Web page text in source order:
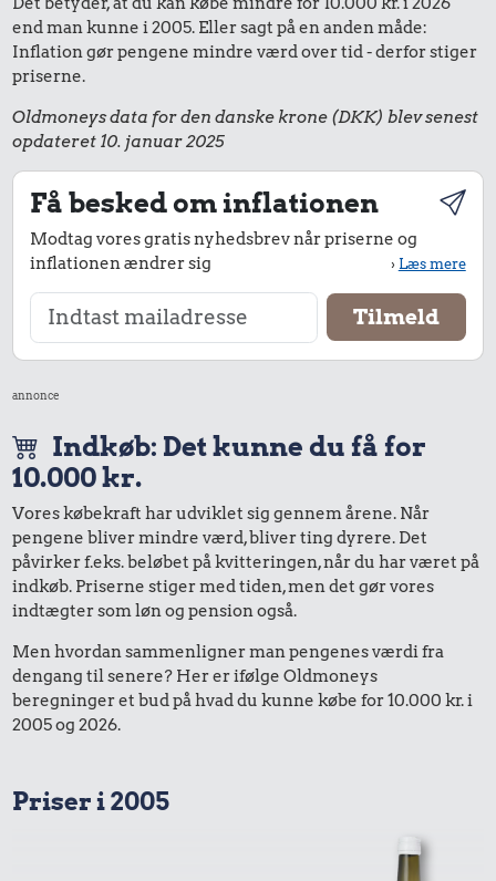
end man kunne i 2005. Eller sagt på en anden måde:
Inflation gør pengene mindre værd over tid - derfor stiger
priserne.
Oldmoneys data for den danske krone (DKK) blev senest
opdateret 10. januar 2025
Få besked om inflationen
Modtag vores gratis nyhedsbrev når priserne og
inflationen ændrer sig
›Læs mere
annonce
Indkøb: Det kunne du få for
10.000 kr.
Vores købekraft har udviklet sig gennem årene. Når
pengene bliver mindre værd, bliver ting dyrere. Det
påvirker f.eks. beløbet på kvitteringen, når du har været på
indkøb. Priserne stiger med tiden, men det gør vores
indtægter som løn og pension også.
Men hvordan sammenligner man pengenes værdi fra
dengang til senere? Her er ifølge Oldmoneys
beregninger et bud på hvad du kunne købe for 10.000 kr. i
2005 og 2026.
Priser i 2005